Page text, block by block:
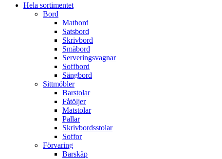
Hela sortimentet
Bord
Matbord
Satsbord
Skrivbord
Småbord
Serveringsvagnar
Soffbord
Sängbord
Sittmöbler
Barstolar
Fåtöljer
Matstolar
Pallar
Skrivbordsstolar
Soffor
Förvaring
Barskåp